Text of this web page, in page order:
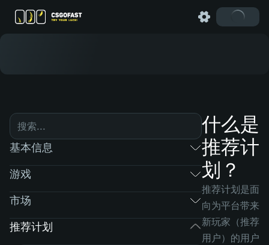
基本信息
游戏
市场
推荐计划
什么是
推荐计
划？
推荐计划是面
向为平台带来
新玩家（推荐
用户）的用户